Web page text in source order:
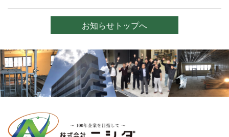
お知らせトップへ